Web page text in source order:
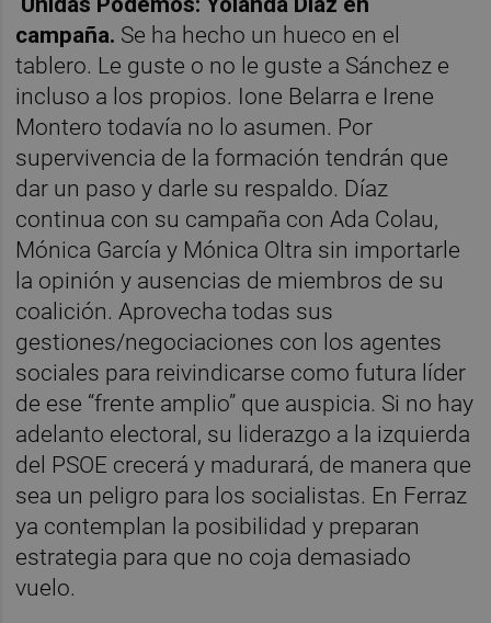
campaña. Se ha hecho un hueco en el
tablero. Le guste o no le guste a Sánchez e
incluso a los propios. Ione Belarra e Irene
Montero todavía no lo asumen. Por
supervivencia de la formación tendrán que
dar un paso y darle su respaldo. Díaz
continua con su campaña con Ada Colau,
Mónica García y Mónica Oltra sin importarle
la opinión y ausencias de miembros de su
coalición. Aprovecha todas sus
gestiones/negociaciones con los agentes
sociales para reivindicarse como futura líder
de ese “frente amplio” que auspicia. Si no hay
adelanto electoral, su liderazgo a la izquierda
del PSOE crecerá y madurará, de manera que
sea un peligro para los socialistas. En Ferraz
ya contemplan la posibilidad y preparan
estrategia para que no coja demasiado
vuelo.